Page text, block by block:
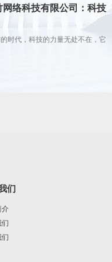
络科技有限公司：科技
时代，科技的力量无处不在，它
们
介